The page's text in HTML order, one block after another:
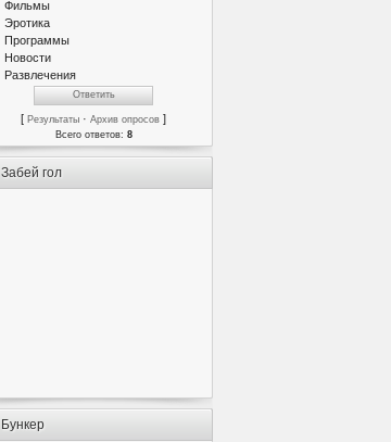
Фильмы
Эротика
Программы
Новости
Развлечения
[ Результаты · Архив опросов ]
Всего ответов: 8
Забей гол
Бункер